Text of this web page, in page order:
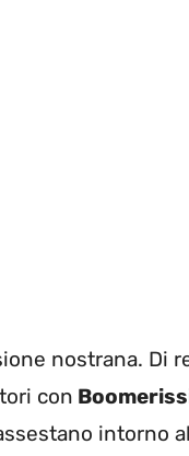
nostrana. Di
con
intorno